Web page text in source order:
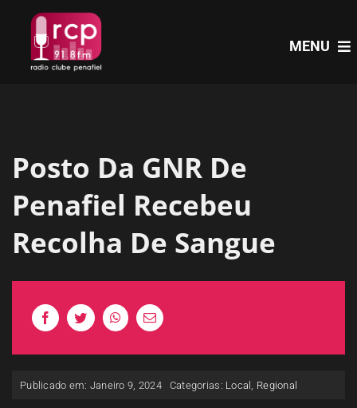
content
MENU
Posto Da GNR De
Penafiel Recebeu
Recolha De Sangue
Publicado em: Janeiro 9, 2024 Categorias: Local Regional